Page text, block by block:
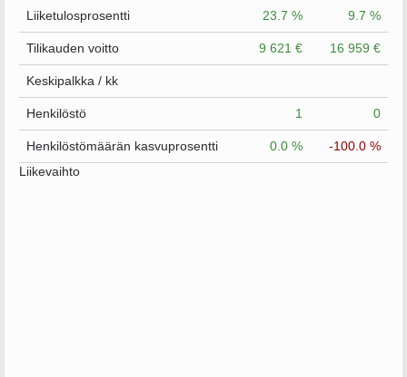
Liiketulosprosentti 23.7 % 9.7 %
Tilikauden voitto 9 621 € 16 959 €
Keskipalkka / kk
Henkilöstö 1 0
Henkilöstömäärän kasvuprosentti 0.0 %
-100.0 %
Liikevaihto